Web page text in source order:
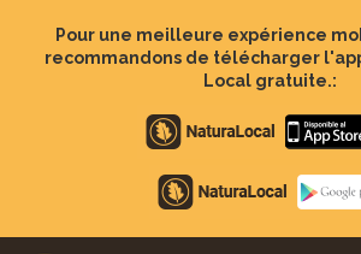
contenu
Pour une meilleure expérience
recommandons de télécharger
Local gratuite.:
Apple
store
Google
Play